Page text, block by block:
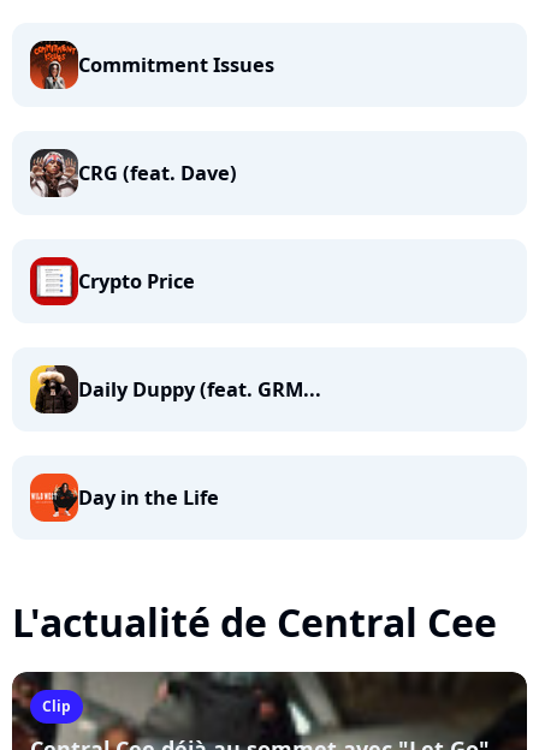
Commitment Issues
CRG (feat. Dave)
Crypto Price
Daily Duppy (feat. GRM...
Day in the Life
L'actualité de Central Cee
Clip